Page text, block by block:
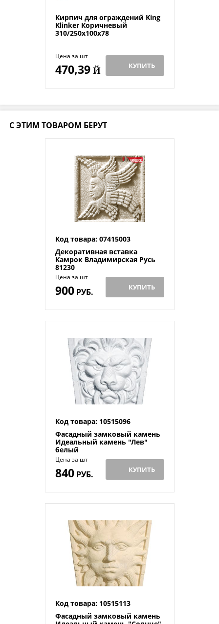
Кирпич для ограждений King
Klinker Коричневый
310/250x100x78
Цена за шт
470,39Й КУПИТЬ
С ЭТИМ ТОВАРОМ БЕРУТ
Код товара: 07415003
Декоративная вставка
Камрок Владимирская Русь
81230
Цена за шт
900РУБ. КУПИТЬ
Код товара: 10515096
Фасадный замковый камень
Идеальный камень "Лев"
белый
Цена за шт
840РУБ. КУПИТЬ
Код товара: 10515113
Фасадный замковый камень